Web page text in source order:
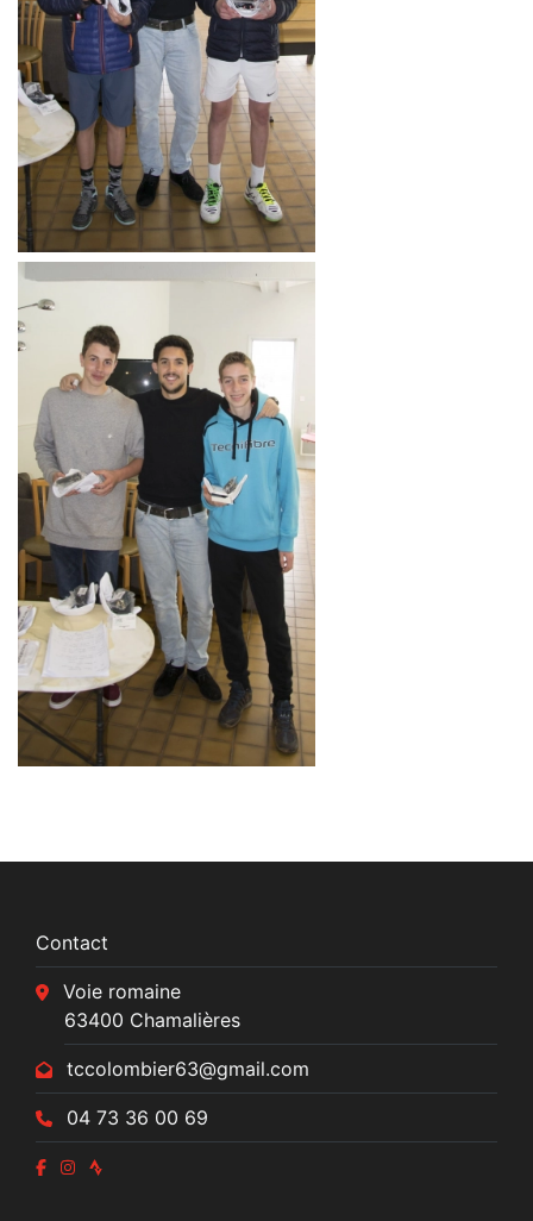
Contact
Voie romaine
63400 Chamalières
tccolombier63@gmail.com
04 73 36 00 69